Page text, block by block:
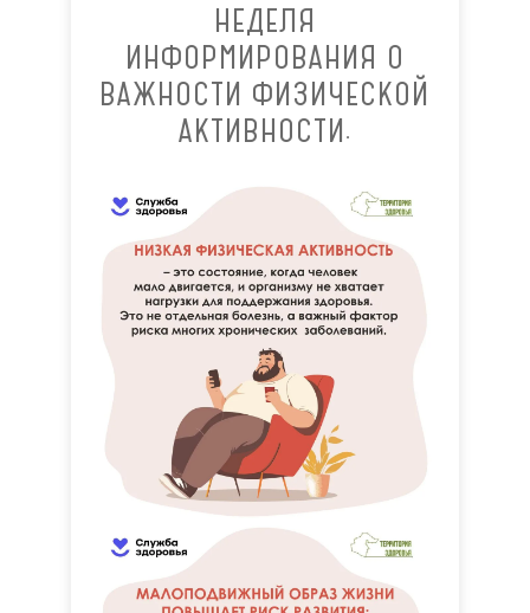
НЕДЕЛЯ
ИНФОРМИРОВАНИЯ О
ВАЖНОСТИ ФИЗИЧЕСКОЙ
АКТИВНОСТИ.